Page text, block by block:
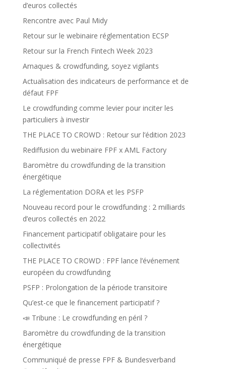
d’euros collectés
Rencontre avec Paul Midy
Retour sur le webinaire réglementation ECSP
Retour sur la French Fintech Week 2023
Arnaques & crowdfunding, soyez vigilants
Actualisation des indicateurs de performance et de
défaut FPF
Le crowdfunding comme levier pour inciter les
particuliers à investir
THE PLACE TO CROWD : Retour sur l’édition 2023
Rediffusion du webinaire FPF x AML Factory
Baromètre du crowdfunding de la transition
énergétique
La réglementation DORA et les PSFP
Nouveau record pour le crowdfunding : 2 milliards
d’euros collectés en 2022
Financement participatif obligataire pour les
collectivités
THE PLACE TO CROWD : FPF lance l’événement
européen du crowdfunding
PSFP : Prolongation de la période transitoire
Qu’est-ce que le financement participatif ?
📣 Tribune : Le crowdfunding en péril ?
Baromètre du crowdfunding de la transition
énergétique
Communiqué de presse FPF & Bundesverband